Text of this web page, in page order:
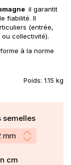
il garantit
fiabilité. Il
(entrée,
collectivité).
à la norme
Poids: 1.15 kg
semelles
cm